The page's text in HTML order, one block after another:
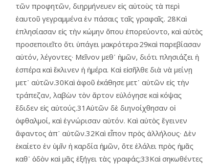
τῶν προφητῶν, διηρμήνευεν εἰς αὐτοὺς τὰ περὶ
ἑαυτοῦ γεγραμμένα ἐν πάσαις ταῖς γραφαῖς. 28Καὶ
ἐπλησίασαν εἰς τὴν κώμην ὅπου ἐπορεύοντο, καὶ αὐτὸς
προσεποιεῖτο ὅτι ὑπάγει μακρότερα·29καὶ παρεβίασαν
αὐτόν, λέγοντες· Μεῖνον μεθ᾿ ἡμῶν, διότι πλησιάζει ἡ
ἑσπέρα καὶ ἔκλινεν ἡ ἡμέρα. Καὶ εἰσῆλθε διὰ νὰ μείνῃ
μετ᾿ αὐτῶν.30Καὶ ἀφοῦ ἐκάθησε μετ᾿ αὐτῶν εἰς τὴν
τράπεζαν, λαβὼν τὸν ἄρτον εὐλόγησε καὶ κόψας
ἔδιδεν εἰς αὐτούς.31Αὐτῶν δὲ διηνοίχθησαν οἱ
ὀφθαλμοί, καὶ ἐγνώρισαν αὐτόν. Καὶ αὐτὸς ἔγεινεν
ἄφαντος ἀπ᾿ αὐτῶν.32Καὶ εἶπον πρὸς ἀλλήλους· Δὲν
ἐκαίετο ἐν ὑμῖν ἡ καρδία ἡμῶν, ὅτε ἐλάλει πρὸς ἡμᾶς
καθ᾿ ὁδὸν καὶ μᾶς ἐξήγει τὰς γραφάς;33Καὶ σηκωθέντες